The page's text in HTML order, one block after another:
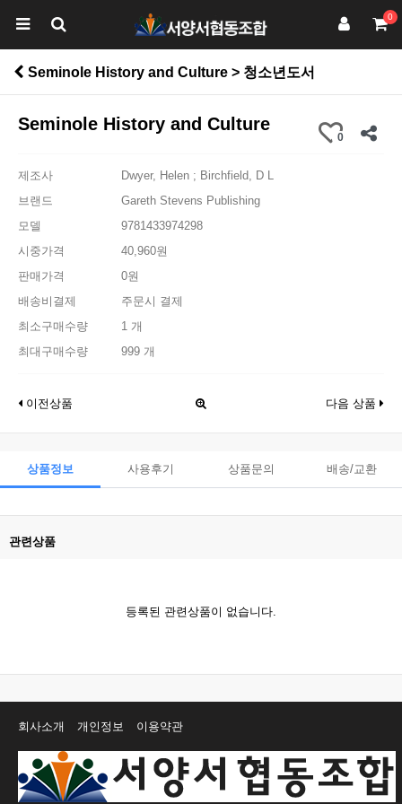
0
Seminole History and Culture > 청소년도서
Seminole History and Culture
0
제조사
Dwyer, Helen ; Birchfield, D L
브랜드
Gareth Stevens Publishing
모델
9781433974298
시중가격
40,960원
판매가격
0원
배송비결제
주문시 결제
최소구매수량
1 개
최대구매수량
999 개
이전상품 다음 상품
상품정보 사용후기 상품문의 배송/교환
관련상품
등록된 관련상품이 없습니다.
회사소개 개인정보 이용약관